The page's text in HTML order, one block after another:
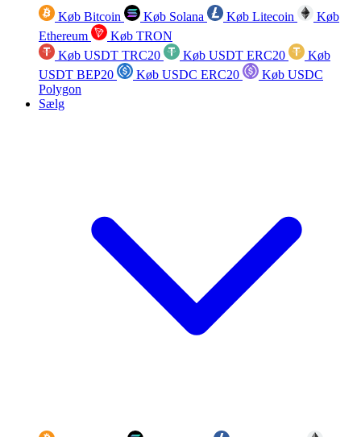
Køb Bitcoin Køb Solana Køb Litecoin
Køb
Ethereum
Køb TRON
Køb USDT TRC20
Køb USDT ERC20
Køb
USDT BEP20
Køb USDC ERC20
Køb USDC
Polygon
Sælg